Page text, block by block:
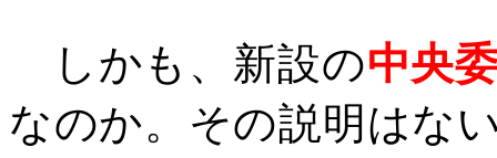
しかも、新設の中央
なのか。その説明はな